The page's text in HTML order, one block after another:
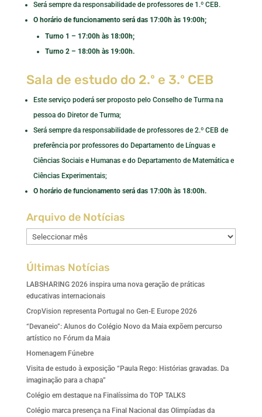
Será sempre da responsabilidade de professores de 1.º CEB.
O horário de funcionamento será das 17:00h às 19:00h;
Turno 1 – 17:00h às 18:00h;
Turno 2 – 18:00h às 19:00h.
Sala de estudo do 2.º e 3.º CEB
Este serviço poderá ser proposto pelo Conselho de Turma na
pessoa do Diretor de Turma;
Será sempre da responsabilidade de professores de 2.º CEB de
preferência por professores do Departamento de Línguas e
Ciências Sociais e Humanas e do Departamento de Matemática e
Ciências Experimentais;
O horário de funcionamento será das 17:00h às 18:00h.
Arquivo de Notícias
Arquivo
de
Últimas Notícias
LABSHARING 2026 inspira uma nova geração de práticas
educativas internacionais
CropVision representa Portugal no Gen-E Europe 2026
“Devaneio”: Alunos do Colégio Novo da Maia expõem percurso
artístico no Fórum da Maia
Homenagem Fúnebre
Visita de estudo à exposição “Paula Rego: Histórias gravadas. Da
imaginação para a chapa”
Colégio em destaque na Finalíssima do TOP TALKS
Colégio marca presença na Final Nacional das Olimpíadas da